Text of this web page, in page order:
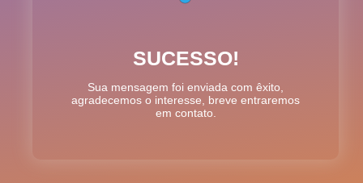
SUCESSO!
Sua mensagem foi enviada com êxito,
agradecemos o interesse, breve entraremos
em contato.